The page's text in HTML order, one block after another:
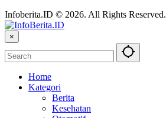
Infoberita.ID © 2026. All Rights Reserved.
×
Home
Kategori
Berita
Kesehatan